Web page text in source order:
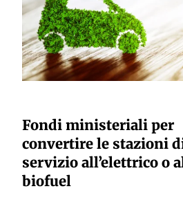
Fondi ministeriali per
convertire le stazioni
servizio all’elettrico o
biofuel